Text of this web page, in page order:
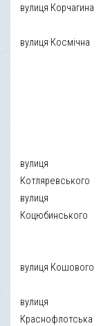
вулиця Корчагина
вулиця Космічна
вулиця
Котляревського
вулиця
Коцюбинського
вулиця Кошового
вулиця
Краснофлотська